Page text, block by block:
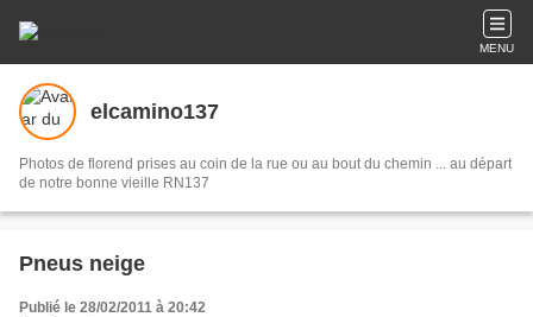
MENU
elcamino137
Photos de florend prises au coin de la rue ou au bout du chemin ... au départ
de notre bonne vieille RN137
Pneus neige
Publié le 28/02/2011 à 20:42